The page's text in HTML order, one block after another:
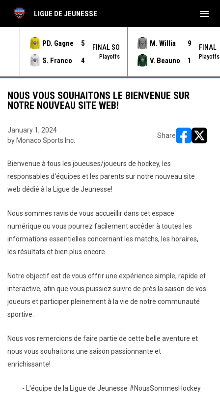
PD. Gagne
5
S. Franco
4
FINAL SO
Playoffs
M. Willia
9
V. Beauno
1
FINAL
Playoffs
LIGUE DE JEUNESSE menu
NOUS VOUS SOUHAITONS LE BIENVENUE SUR
NOTRE NOUVEAU SITE WEB!
January 1, 2024
by Monaco Sports Inc.
Share
Bienvenue à tous les joueuses/joueurs de hockey, les
responsables d'équipes et les parents sur notre nouveau site
web dédié à la Ligue de Jeunesse!
Nous sommes ravis de vous accueillir dans cet espace
numérique ou vous pourrez facilement accéder à toutes les
informations essentielles concernant les matchs, les horaires,
les résultats et bien plus encore.
Notre objectif est de vous offrir une expérience simple, rapide et
interactive, afin que vous puissiez suivre de près la saison de vos
joueurs et participer pleinement à la vie de notre communauté
sportive.
Nous vos remercions de faire partie de cette belle aventure et
nous vous souhaitons une saison passionnante et
enrichissante!
- L'équipe de la Ligue de Jeunesse #NousSommesHockey